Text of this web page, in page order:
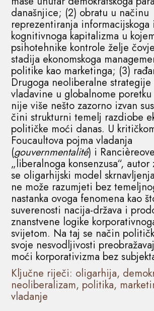
današnjice; (2) obratu u načinu
reprezentiranja informacijskoga
kognitivnoga kapitalizma u
psihotehnike kontrole želje
stadija ekonomskoga
politike kao marketinga; (3)
Drugoga neoliberalne strategije
vladavine u globalnome
nije više nešto zazorno izvan
čini strukturni temelj razdiobe
političke moći danas. U
Foucaultova pojma vladanja
(gouvernmentalité) i
„liberalnoga konsenzusa“,
se oligarhijski model
ne može razumjeti bez
nastanka ovoga fenomena kao
suverenosti nacija-država i
znanstvene logike
svijetom. Na taj se način
svoje nesvodljivosti
moći korporativizma bez
Ključne riječi: oligarhija,
neoliberalizam, politika,
vladanje